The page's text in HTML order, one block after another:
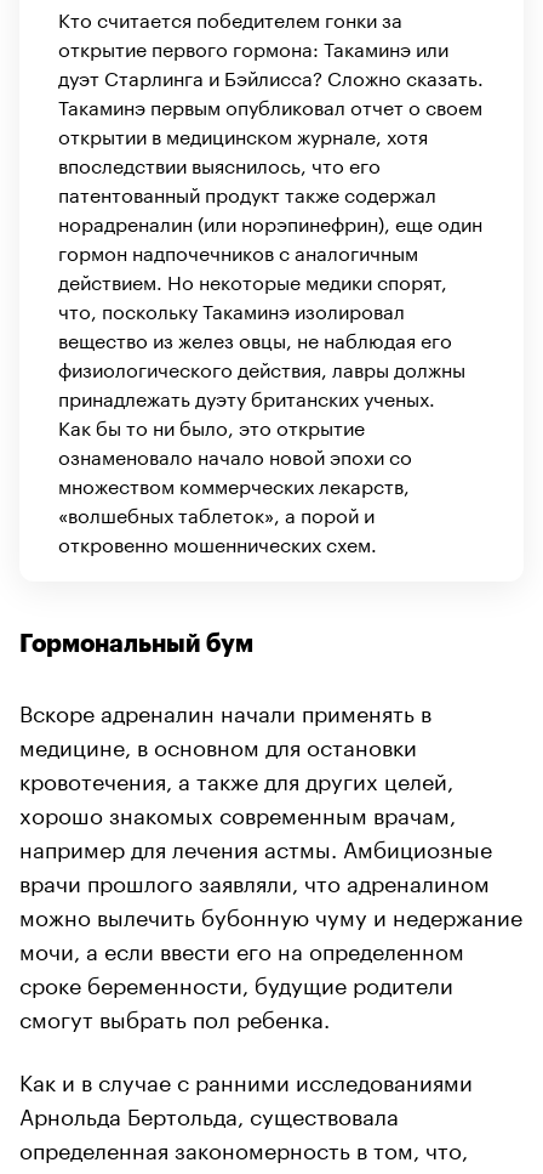
Кто считается победителем гонки за
открытие первого гормона: Такаминэ или
дуэт Старлинга и Бэйлисса? Сложно сказать.
Такаминэ первым опубликовал отчет о своем
открытии в медицинском журнале, хотя
впоследствии выяснилось, что его
патентованный продукт также содержал
норадреналин (или норэпинефрин), еще один
гормон надпочечников с аналогичным
действием. Но некоторые медики спорят,
что, поскольку Такаминэ изолировал
вещество из желез овцы, не наблюдая его
физиологического действия, лавры должны
принадлежать дуэту британских ученых.
Как бы то ни было, это открытие
ознаменовало начало новой эпохи со
множеством коммерческих лекарств,
«волшебных таблеток», а порой и
откровенно мошеннических схем.
Гормональный бум
Вскоре адреналин начали применять в
медицине, в основном для остановки
кровотечения, а также для других целей,
хорошо знакомых современным врачам,
например для лечения астмы. Амбициозные
врачи прошлого заявляли, что адреналином
можно вылечить бубонную чуму и недержание
мочи, а если ввести его на определенном
сроке беременности, будущие родители
смогут выбрать пол ребенка.
Как и в случае с ранними исследованиями
Арнольда Бертольда, существовала
определенная закономерность в том, что,